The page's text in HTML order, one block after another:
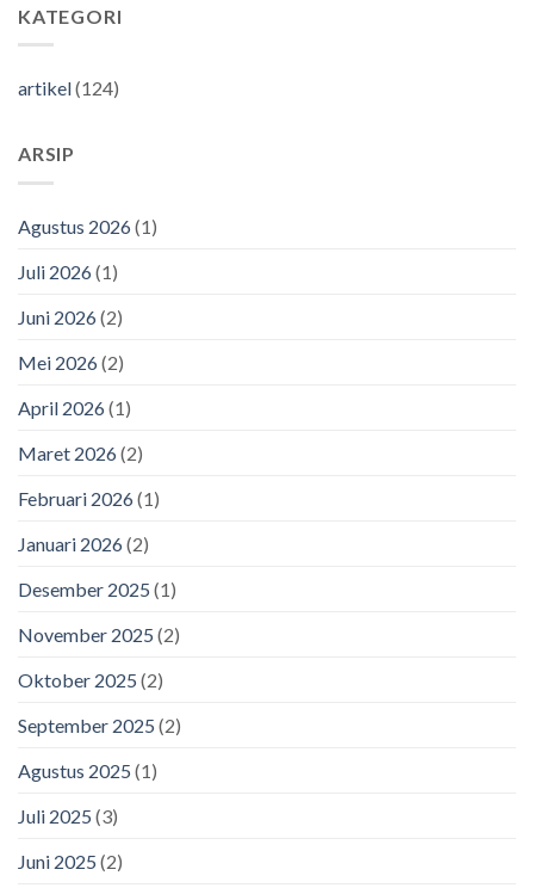
KATEGORI
artikel(124)
ARSIP
Agustus 2026(1)
Juli 2026(1)
Juni 2026(2)
Mei 2026(2)
April 2026(1)
Maret 2026(2)
Februari 2026(1)
Januari 2026(2)
Desember 2025 (1)
November 2025 (2)
Oktober 2025 (2)
September 2025 (2)
Agustus 2025 (1)
Juli 2025 (3)
Juni 2025 (2)